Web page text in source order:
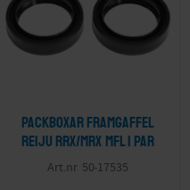
Packboxar framgaffel
Reiju RRX/MRX mfl 1 par
50-17535